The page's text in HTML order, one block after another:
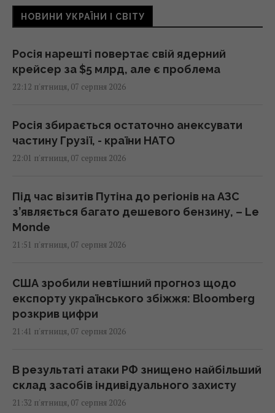
НОВИНИ УКРАЇНИ І СВІТУ
Росія нарешті повертає свій ядерний
крейсер за $5 млрд, але є проблема
22:12 п'ятниця, 07 серпня 2026
Росія збирається остаточно анексувати
частину Грузії, - країни НАТО
22:01 п'ятниця, 07 серпня 2026
Під час візитів Путіна до регіонів на АЗС
з’являється багато дешевого бензину, – Le
Monde
21:51 п'ятниця, 07 серпня 2026
США зробили невтішний прогноз щодо
експорту українського збіжжя: Bloomberg
розкрив цифри
21:41 п'ятниця, 07 серпня 2026
В результаті атаки РФ знищено найбільший
склад засобів індивідуального захисту
21:32 п'ятниця, 07 серпня 2026